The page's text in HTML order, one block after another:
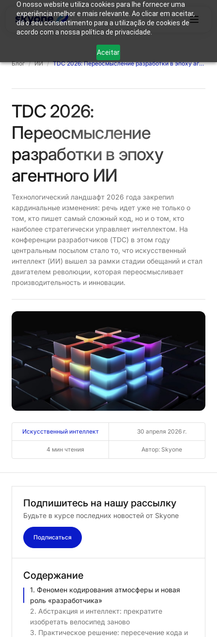
O nosso website utiliza cookies para lhe fornecer uma
experiência melhor e mais relevante. Ao clicar em aceitar,
dá o seu consentimento para a utilização de cookies de
acordo com a nossa política de privacidade.
Aceitar
Skyone?
Решения
такие
Блог / ИИ / TDC 2026: Переосмысление разработки в эпоху агентного ИИ
TDC 2026:
Переосмысление
разработки в эпоху
агентного ИИ
Технологический ландшафт 2026 года закрепил
кардинальные изменения: речь идет уже не только о
том, кто пишет самый сложный код, но и о том, кто
наиболее стратегически управляет интеллектом. На
конференции разработчиков (TDC) в этом году
центральным посылом стало то, что искусственный
интеллект (ИИ) вышел за рамки стадии обещаний и стал
двигателем революции, которая переосмысливает
производительность и инновации.
Искусственный интеллект 30 апреля 2026 г.
4 мин чтения Автор: Skyone
Подпишитесь на нашу рассылку
Будьте в курсе последних новостей от Skyone
Подписаться
Содержание
1. Феномен кодирования атмосферы и новая
роль «разработчика»
2. Абстракция и интеллект: прекратите
изобретать велосипед заново
3. Практическое решение: пересечение кода и